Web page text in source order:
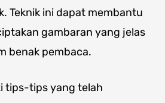
Teknik ini dapat membantu
gambaran yang jelas
benak pembaca.
tips-tips yang telah